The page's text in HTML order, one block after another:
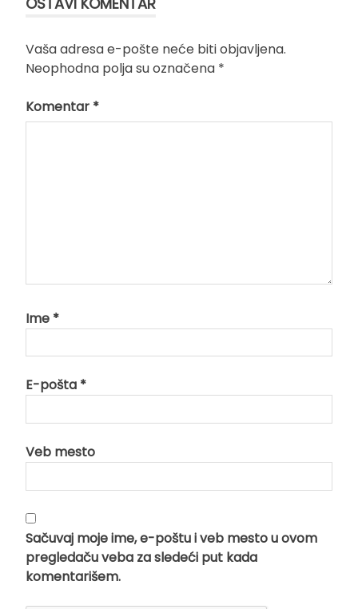
Vaša adresa e-pošte neće biti objavljena.
Neophodna polja su označena *
Komentar *
Ime *
E-pošta *
Veb mesto
Sačuvaj moje ime, e-poštu i veb mesto u ovom
pregledaču veba za sledeći put kada
komentarišem.